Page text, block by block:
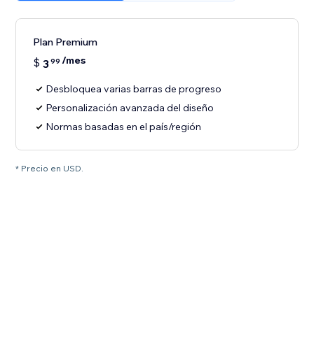
Plan Premium
$ 399 /mes
Desbloquea varias barras de progreso
Personalización avanzada del diseño
Normas basadas en el país/región
* Precio en USD.